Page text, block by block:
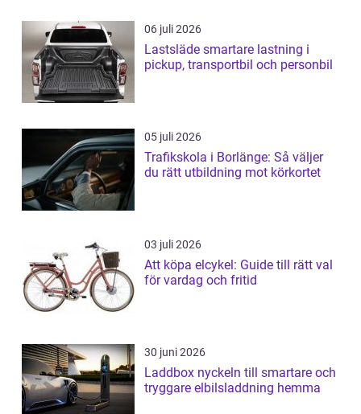
06 juli 2026
Lastsläde smartare lastning i
pickup, transportbil och personbil
05 juli 2026
Trafikskola i Borlänge: Så väljer
du rätt utbildning mot körkortet
03 juli 2026
Att köpa elcykel: Guide till rätt val
för vardag och fritid
30 juni 2026
Laddbox nyckeln till smartare och
tryggare elbilsladdning hemma